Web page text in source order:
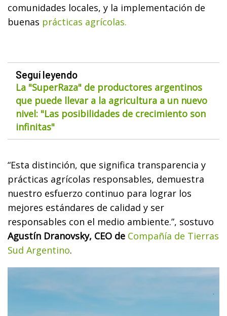
comunidades locales, y la implementación de
buenas prácticas agrícolas.
Seguí leyendo
La "SuperRaza" de productores argentinos
que puede llevar a la agricultura a un nuevo
nivel: "Las posibilidades de crecimiento son
infinitas"
“Esta distinción, que significa transparencia y
prácticas agrícolas responsables, demuestra
nuestro esfuerzo continuo para lograr los
mejores estándares de calidad y ser
responsables con el medio ambiente.”, sostuvo
Agustín Dranovsky, CEO de Compañía de Tierras
Sud Argentino.